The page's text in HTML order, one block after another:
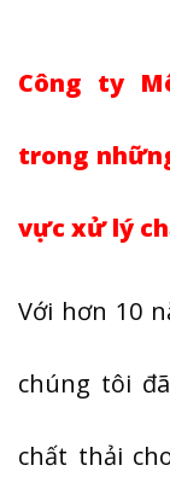
Công ty
trong
vực xử lý
Với hơn 10
chúng tôi
chất thải